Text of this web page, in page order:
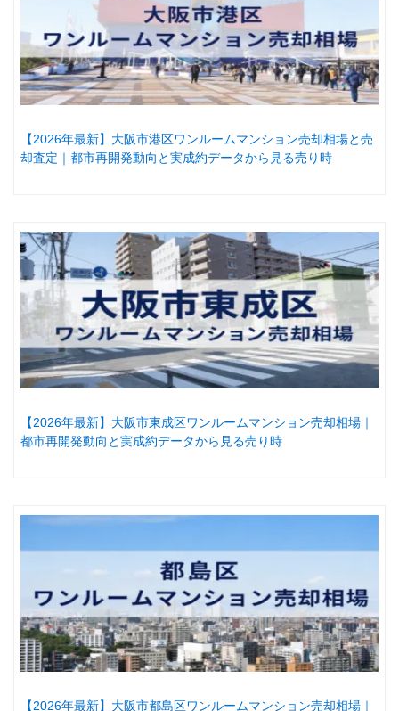
【2026年最新】大阪市港区ワンルームマンション売却相場と売
却査定｜都市再開発動向と実成約データから見る売り時
【2026年最新】大阪市東成区ワンルームマンション売却相場｜
都市再開発動向と実成約データから見る売り時
【2026年最新】大阪市都島区ワンルームマンション売却相場｜